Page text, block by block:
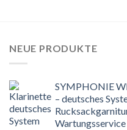
NEUE PRODUKTE
SYMPHONIE
– deutsches
Wartungsservice